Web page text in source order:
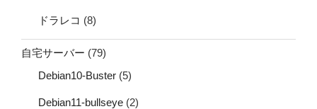
ドラレコ (8)
自宅サーバー (79)
Debian10-Buster (5)
Debian11-bullseye (2)